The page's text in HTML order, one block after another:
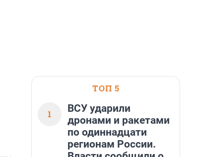
ТОП 5
1
ВСУ ударили
дронами и ракетами
по одиннадцати
регионам России.